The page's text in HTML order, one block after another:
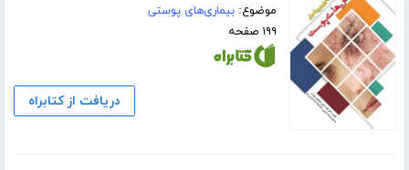
موضوع:بیماری‌های پوستی
۱۹۹ صفحه
دریافت از کتابراه